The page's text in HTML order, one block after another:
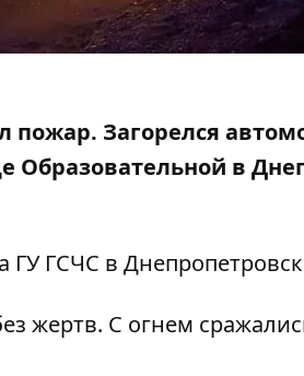
Загорелся
Образовательной в
ГУ ГСЧС в
жертв. С огнем